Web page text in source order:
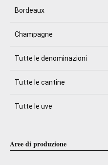
Bordeaux
Champagne
Tutte le denominazioni
Tutte le cantine
Tutte le uve
Aree di produzione